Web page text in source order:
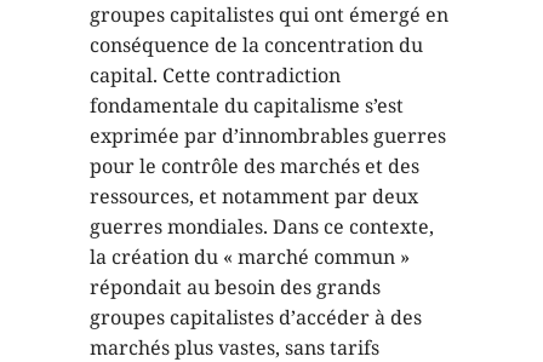
groupes capitalistes qui ont émergé en
conséquence de la concentration du
capital. Cette contradiction
fondamentale du capitalisme s’est
exprimée par d’innombrables guerres
pour le contrôle des marchés et des
ressources, et notamment par deux
guerres mondiales. Dans ce contexte,
la création du « marché commun »
répondait au besoin des grands
groupes capitalistes d’accéder à des
marchés plus vastes, sans tarifs